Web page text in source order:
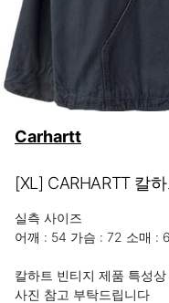
Carhartt
[XL] CARHARTT 칼
실측 사이즈
어깨 : 54 가슴 : 72 소매 :
칼하트 빈티지 제품 특성
사진 참고 부탁드립니다